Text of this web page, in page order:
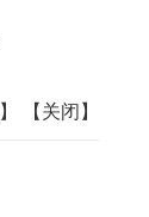
【关闭】